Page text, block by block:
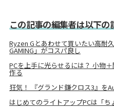
この記事の編集者は以下
Ryzen Gとあわせて買いたい高耐
GAMING」がコスパ良し
PCを上手に光らせるには？ 小物
作る
狂気！ 『グランド鎌クロス3』を
はじめてのライトアップPCは「ち